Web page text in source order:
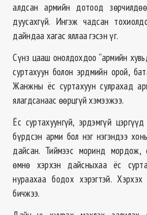
алдсан армийн дотоод
дуусахгүй. Ингэж чадсан
дайндаа хагас яллаа гэсэн үг.
Сүнз цааш онолдохдоо “армийн
суртахуун болон эрдмийн орой,
Жанжны ёс суртахуун сулрахад
ялагдсанаас өөрцгүй хэмээжээ.
Ёс суртахуунгүй, эрдэмгүй
бүрдсэн арми бол нэг нэгэндээ
дайсан. Тиймээс моринд мордож,
өмнө хэрхэн дайсныхаа ёс
нураахаа бодох хэрэгтэй.
бичжээ.